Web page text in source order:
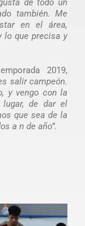
también. Me
en el área,
lo que precisa y
2019,
salir campeón.
y vengo con la
de dar el
que sea de la
a n de año”.